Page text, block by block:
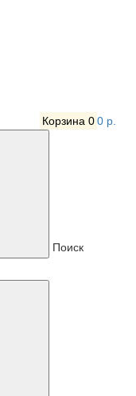
Корзина 00 р.
Поиск